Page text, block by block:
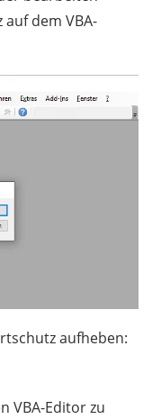
dem VBA-
aufheben:
VBA-Editor zu